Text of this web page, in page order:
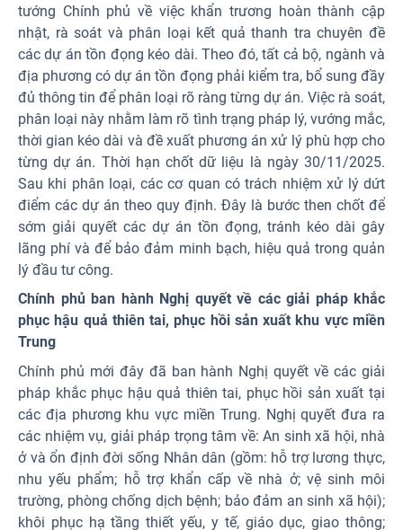
tướng Chính phủ về việc khẩn trương hoàn thành cập
nhật, rà soát và phân loại kết quả thanh tra chuyên đề
các dự án tồn đọng kéo dài. Theo đó, tất cả bộ, ngành và
địa phương có dự án tồn đọng phải kiểm tra, bổ sung đầy
đủ thông tin để phân loại rõ ràng từng dự án. Việc rà soát,
phân loại này nhằm làm rõ tình trạng pháp lý, vướng mắc,
thời gian kéo dài và đề xuất phương án xử lý phù hợp cho
từng dự án. Thời hạn chốt dữ liệu là ngày 30/11/2025.
Sau khi phân loại, các cơ quan có trách nhiệm xử lý dứt
điểm các dự án theo quy định. Đây là bước then chốt để
sớm giải quyết các dự án tồn đọng, tránh kéo dài gây
lãng phí và để bảo đảm minh bạch, hiệu quả trong quản
lý đầu tư công.
Chính phủ ban hành Nghị quyết về các giải pháp khắc
phục hậu quả thiên tai, phục hồi sản xuất khu vực miền
Trung
Chính phủ mới đây đã ban hành Nghị quyết về các giải
pháp khắc phục hậu quả thiên tai, phục hồi sản xuất tại
các địa phương khu vực miền Trung. Nghị quyết đưa ra
các nhiệm vụ, giải pháp trọng tâm về: An sinh xã hội, nhà
ở và ổn định đời sống Nhân dân (gồm: hỗ trợ lương thực,
nhu yếu phẩm; hỗ trợ khẩn cấp về nhà ở; vệ sinh môi
trường, phòng chống dịch bệnh; bảo đảm an sinh xã hội);
khôi phục hạ tầng thiết yếu, y tế, giáo dục, giao thông;